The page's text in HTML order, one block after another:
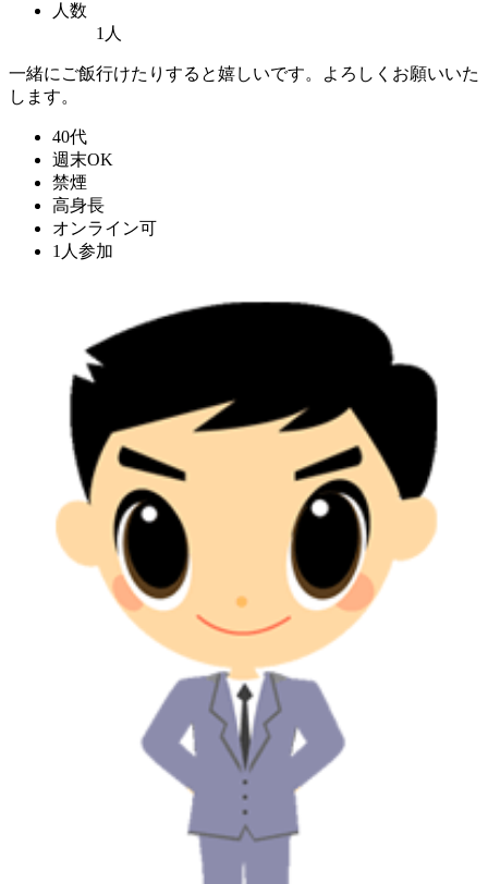
人数
1人
一緒にご飯行けたりすると嬉しいです。よろしくお願いいた
します。
40代
週末OK
禁煙
高身長
オンライン可
1人参加